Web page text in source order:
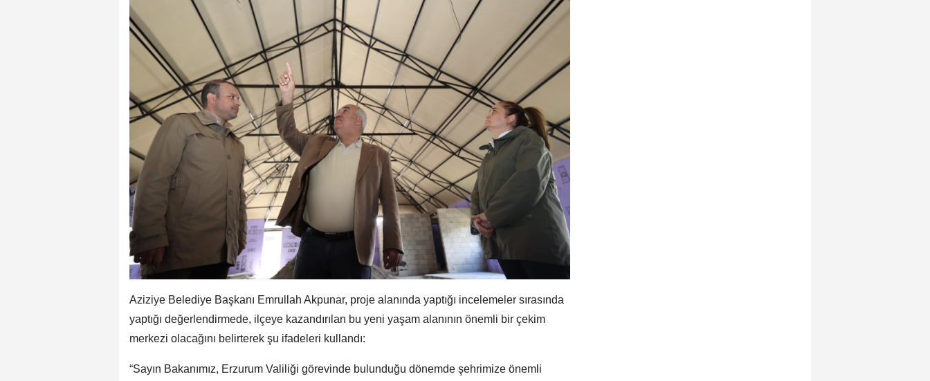
Aziziye Belediye Başkanı Emrullah Akpunar, proje alanında yaptığı incelemeler sırasında
yaptığı değerlendirmede, ilçeye kazandırılan bu yeni yaşam alanının önemli bir çekim
merkezi olacağını belirterek şu ifadeleri kullandı:
“Sayın Bakanımız, Erzurum Valiliği görevinde bulunduğu dönemde şehrimize önemli